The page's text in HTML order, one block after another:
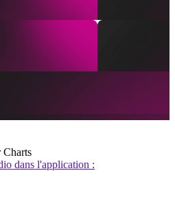
Charts
dans l'application :